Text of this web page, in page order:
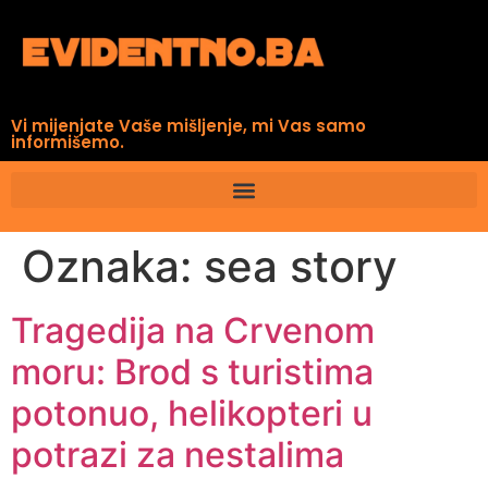
Vi mijenjate Vaše mišljenje, mi Vas samo
informišemo.
Oznaka: sea story
Tragedija na Crvenom
moru: Brod s turistima
potonuo, helikopteri u
potrazi za nestalima